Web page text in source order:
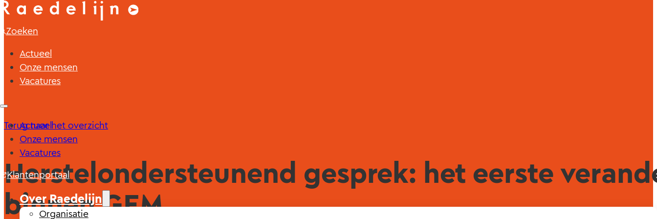
Zoeken
Actueel
Onze mensen
Vacatures
Actueel
Onze mensen
Vacatures
Klantenportaal
Over Raedelijn
Organisatie
Terug naar het overzicht
Herstelondersteunend gesprek: het eerste
binnen GEM